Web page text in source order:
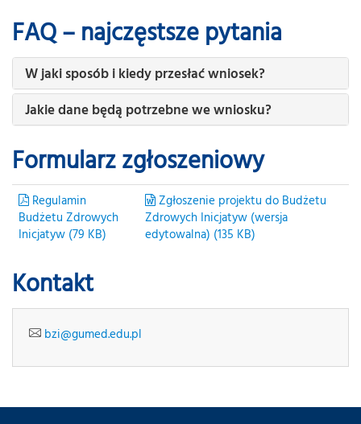
FAQ – najczęstsze pytania
W jaki sposób i kiedy przesłać wniosek?
Jakie dane będą potrzebne we wniosku?
Formularz zgłoszeniowy
Regulamin
Budżetu Zdrowych
Inicjatyw (79 KB)
Zgłoszenie projektu do Budżetu
Zdrowych Inicjatyw (wersja
edytowalna) (135 KB)
Kontakt
bzi@gumed.edu.pl